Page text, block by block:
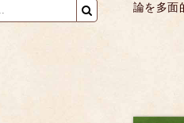
論を多面